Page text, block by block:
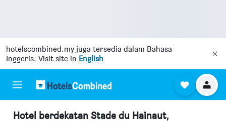
hotelscombined.my juga tersedia dalam Bahasa
Inggeris. Visit site in English
Hotel berdekatan Stade du Hainaut,